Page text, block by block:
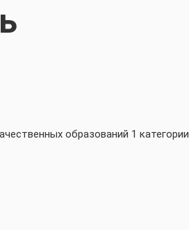
образований 1 категории